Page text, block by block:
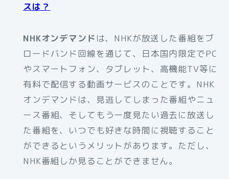
スは？
NHKオンデマンド は、NHKが放送した番組をブ
ロードバンド回線を通じて、日本国内限定でPC
やスマートフォン、タブレット、高機能TV等に
有料で配信する動画サービスのことです。NHK
オンデマンドは、見逃してしまった番組やニュ
ース番組、そしてもう一度見たい過去に放送し
た番組を、いつでも好きな時間に視聴すること
ができるというメリットがあります。ただし、
NHK番組しか見ることができません。